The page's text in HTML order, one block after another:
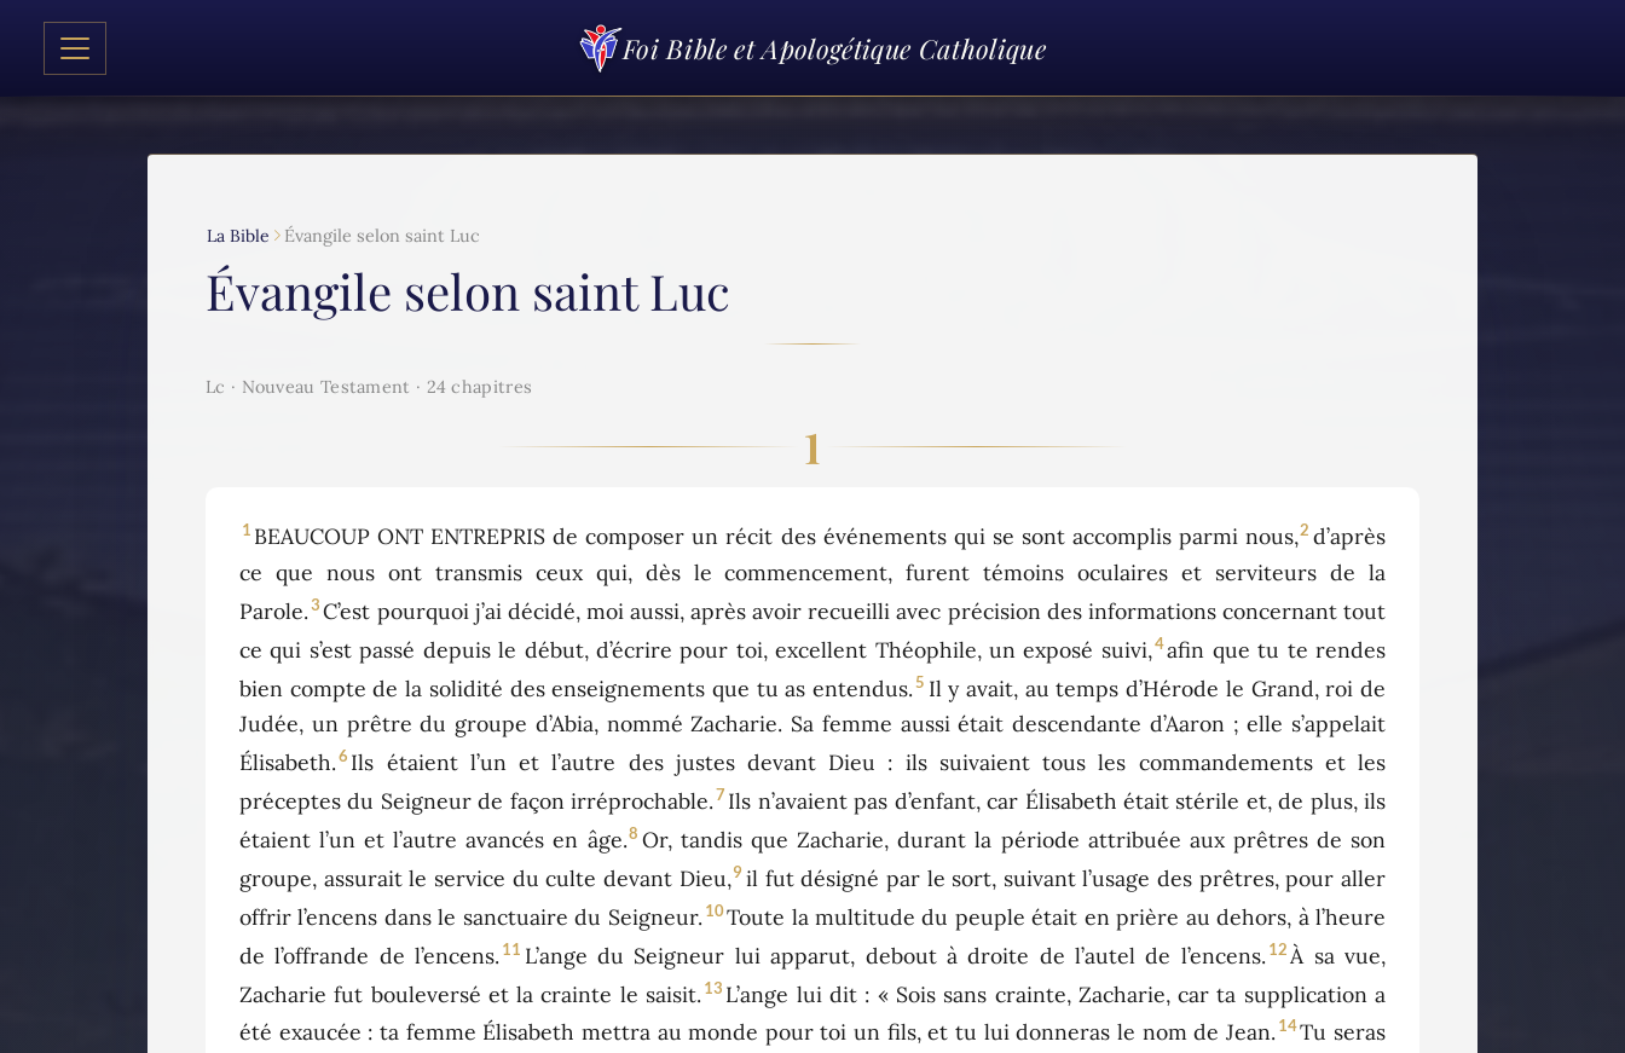
Foi Bible et Apologétique Catholique
La Bible Évangile selon saint Luc
Évangile selon saint Luc
Lc · Nouveau Testament · 24 chapitres
1
1 BEAUCOUP ONT ENTREPRIS de composer un récit des événements qui se sont accomplis parmi nous,2 d’après
ce que nous ont transmis ceux qui, dès le commencement, furent témoins oculaires et serviteurs de la
Parole.3 C’est pourquoi j’ai décidé, moi aussi, après avoir recueilli avec précision des informations concernant tout
ce qui s’est passé depuis le début, d’écrire pour toi, excellent Théophile, un exposé suivi,4afin que tu te rendes
bien compte de la solidité des enseignements que tu as entendus.5 Il y avait, au temps d’Hérode le Grand, roi de
Judée, un prêtre du groupe d’Abia, nommé Zacharie. Sa femme aussi était descendante d’Aaron ; elle s’appelait
Élisabeth.6 Ils étaient l’un et l’autre des justes devant Dieu : ils suivaient tous les commandements et les
préceptes du Seigneur de façon irréprochable.7 Ils n’avaient pas d’enfant, car Élisabeth était stérile et, de plus, ils
étaient l’un et l’autre avancés en âge.8 Or, tandis que Zacharie, durant la période attribuée aux prêtres de son
groupe, assurait le service du culte devant Dieu,9 il fut désigné par le sort, suivant l’usage des prêtres, pour aller
offrir l’encens dans le sanctuaire du Seigneur. 10Toute la multitude du peuple était en prière au dehors, à l’heure
de l’offrande de l’encens. 11 L’ange du Seigneur lui apparut, debout à droite de l’autel de l’encens. 12 À sa vue,
Zacharie fut bouleversé et la crainte le saisit. 13 L’ange lui dit : « Sois sans crainte, Zacharie, car ta supplication a
été exaucée : ta femme Élisabeth mettra au monde pour toi un fils, et tu lui donneras le nom de Jean. 14Tu seras